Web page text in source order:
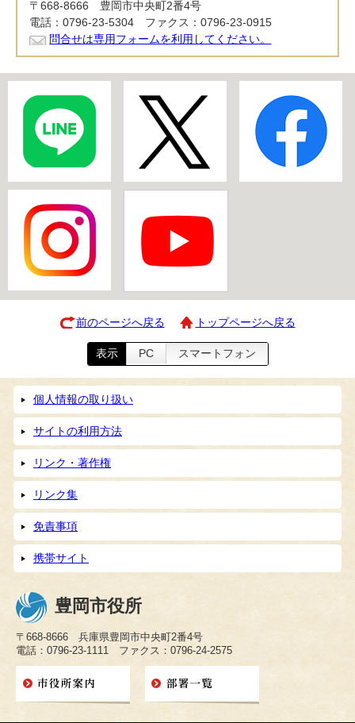
〒668-8666 豊岡市中央町2番4号
電話：0796-23-5304 ファクス：0796-23-0915
問合せは専用フォームを利用してください。
前のページへ戻る トップページへ戻る
表示 PC スマートフォン
個人情報の取り扱い
サイトの利用方法
リンク・著作権
リンク集
免責事項
携帯サイト
豊岡市役所
〒668-8666 兵庫県豊岡市中央町2番4号
電話：0796-23-1111 ファクス：0796-24-2575